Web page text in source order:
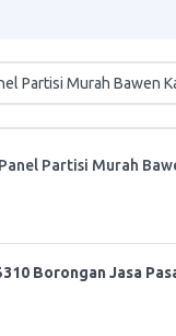
Partisi Murah
Borongan Jasa